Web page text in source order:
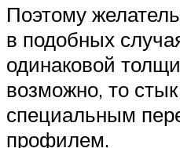
Поэтому
в подобных
одинаковой
возможно, то
специальным
профилем.